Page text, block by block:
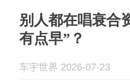
别人都在唱衰合
有点早”？
车宇世界 2026-07-23